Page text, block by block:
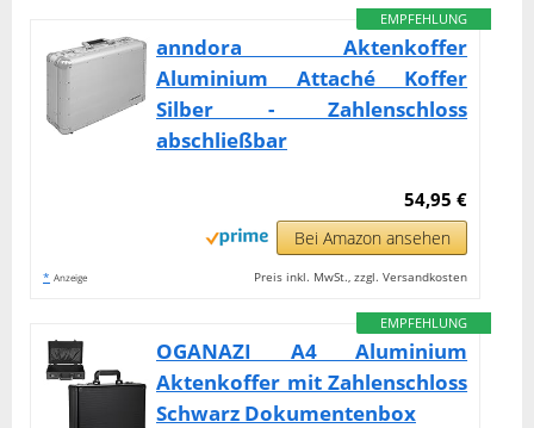
EMPFEHLUNG
anndora Aktenkoffer
Aluminium Attaché Koffer
Silber - Zahlenschloss
abschließbar
54,95 €
Bei Amazon ansehen
* Anzeige Preis inkl. MwSt., zzgl. Versandkosten
EMPFEHLUNG
OGANAZI A4 Aluminium
Aktenkoffer mit Zahlenschloss
Schwarz Dokumentenbox